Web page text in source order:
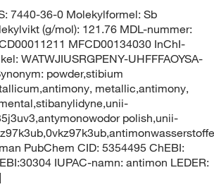
7440-36-0 Molekylformel: Sb
(g/mol): 121.76 MDL-nummer:
MFCD00134030 InChI-
WATWJIUSRGPENY-UHFFFAOYSA-
powder,stibium
metallic,antimony,
polish,unii-
PubChem CID: 5354495 ChEBI:
IUPAC-namn: antimon LEDER: